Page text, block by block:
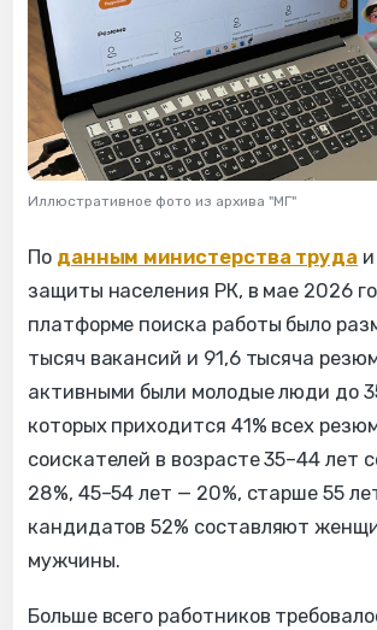
Иллюстративное фото из архива "МГ"
По данным министерства труда
защиты населения РК, в мае 2026
платформе поиска работы было
тысяч вакансий и 91,6 тысяча
активными были молодые люди до
которых приходится 41% всех
соискателей в возрасте 35–44 лет
28%, 45–54 лет — 20%, старше 55
кандидатов 52% составляют
мужчины.
Больше всего работников